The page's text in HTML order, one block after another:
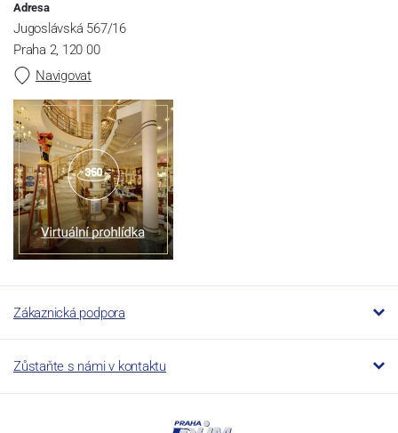
Adresa
Jugoslávská 567/16
Praha 2, 120 00
Navigovat
Zákaznická podpora
Zůstaňte s námi v kontaktu